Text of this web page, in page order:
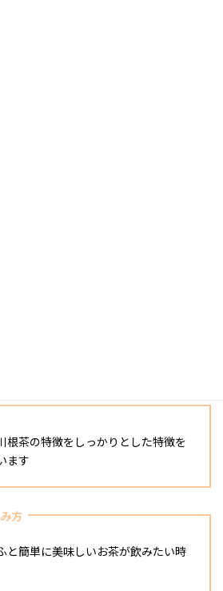
根茶の特徴をしっかりとした特徴を
ます
方
と簡単に美味しいお茶が飲みたい時